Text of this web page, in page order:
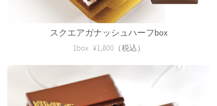
スクエアガナッシュハーフbox
1box ¥1,800（税込）